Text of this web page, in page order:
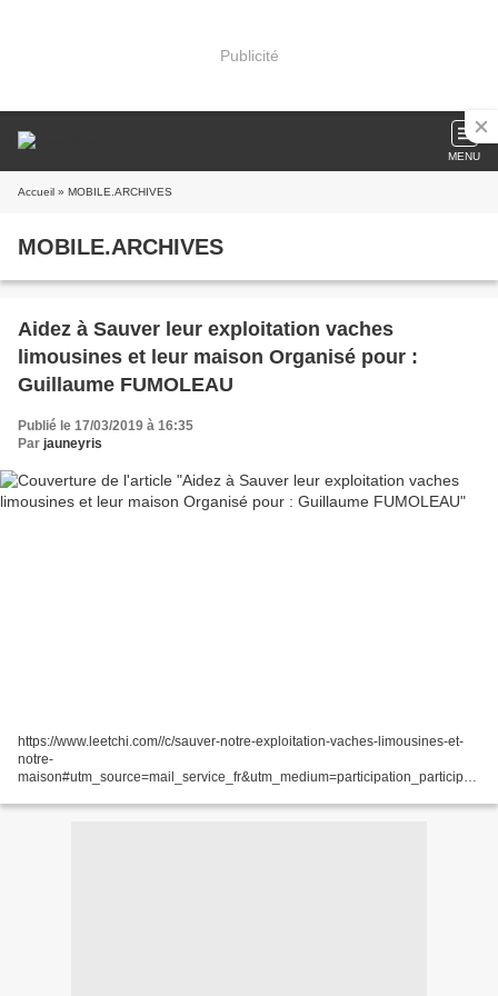
Publicité
MENU
Accueil » MOBILE.ARCHIVES
MOBILE.ARCHIVES
Aidez à Sauver leur exploitation vaches
limousines et leur maison Organisé pour :
Guillaume FUMOLEAU
Publié le 17/03/2019 à 16:35
Par jauneyris
https://www.leetchi.com//c/sauver-notre-exploitation-vaches-limousines-et-
notre-
maison#utm_source=mail_service_fr&utm_medium=participation_participan